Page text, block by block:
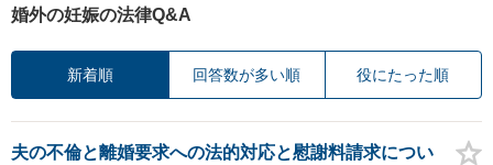
婚外の妊娠の法律Q&A
新着順 回答数が多い順 役にたった順
夫の不倫と離婚要求への法的対応と慰謝料請求につい